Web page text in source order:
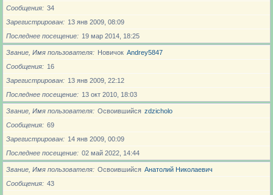
Сообщения
34
Зарегистрирован
13 янв 2009, 08:09
Последнее посещение
19 мар 2014, 18:25
Звание, Имя пользователя Новичoк Andrey5847
Сообщения
16
Зарегистрирован
13 янв 2009, 22:12
Последнее посещение
13 окт 2010, 18:03
Звание, Имя пользователя Освоившийся zdzicholo
Сообщения
69
Зарегистрирован
14 янв 2009, 00:09
Последнее посещение
02 май 2022, 14:44
Звание, Имя пользователя Освоившийся Анатолий Николаевич
Сообщения
43